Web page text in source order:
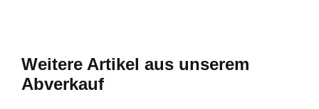
Weitere Artikel aus unserem
Abverkauf